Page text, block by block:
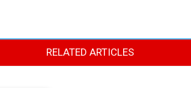
RELATED ARTICLES